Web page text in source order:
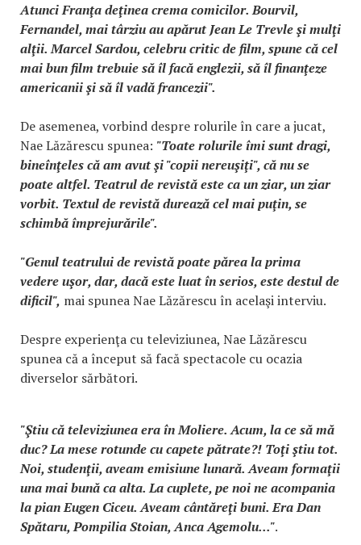
Atunci Franţa deţinea crema comicilor. Bourvil,
Fernandel, mai târziu au apărut Jean Le Trevle şi mulţi
alţii. Marcel Sardou, celebru critic de film, spune că cel
mai bun film trebuie să îl facă englezii, să îl finanţeze
americanii şi să îl vadă francezii".
De asemenea, vorbind despre rolurile în care a jucat,
Nae Lăzărescu spunea: "Toate rolurile îmi sunt dragi,
bineînţeles că am avut şi "copii nereuşiţi", că nu se
poate altfel. Teatrul de revistă este ca un ziar, un ziar
vorbit. Textul de revistă durează cel mai puţin, se
schimbă împrejurările".
"Genul teatrului de revistă poate părea la prima
vedere uşor, dar, dacă este luat în serios, este destul de
dificil", mai spunea Nae Lăzărescu în acelaşi interviu.
Despre experienţa cu televiziunea, Nae Lăzărescu
spunea că a început să facă spectacole cu ocazia
diverselor sărbători.
"Ştiu că televiziunea era în Moliere. Acum, la ce să mă
duc? La mese rotunde cu capete pătrate?! Toţi ştiu tot.
Noi, studenţii, aveam emisiune lunară. Aveam formaţii
una mai bună ca alta. La cuplete, pe noi ne acompania
la pian Eugen Ciceu. Aveam cântăreţi buni. Era Dan
Spătaru, Pompilia Stoian, Anca Agemolu...".